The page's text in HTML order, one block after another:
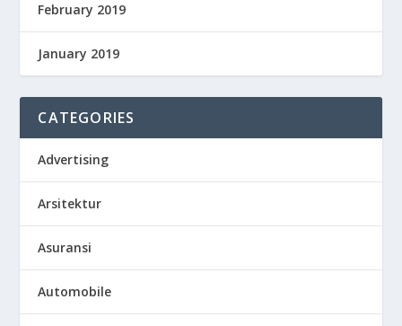
February 2019
January 2019
CATEGORIES
Advertising
Arsitektur
Asuransi
Automobile